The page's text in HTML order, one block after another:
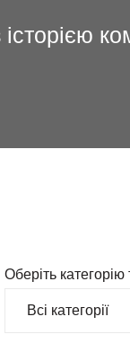
Оберіть категорію